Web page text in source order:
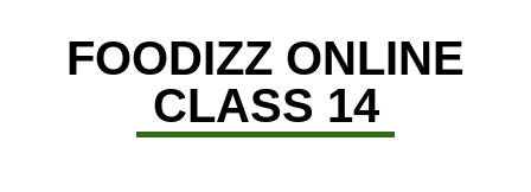
FOODIZZ ONLINE
CLASS 14